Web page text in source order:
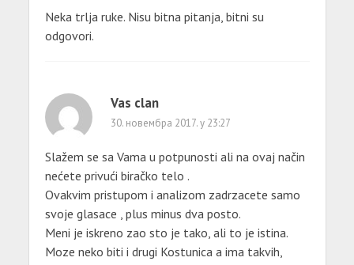
Neka trlja ruke. Nisu bitna pitanja, bitni su
odgovori.
Vas clan
30. новембра 2017. у 23:27
Slažem se sa Vama u potpunosti ali na ovaj način
nećete privući biračko telo .
Ovakvim pristupom i analizom zadrzacete samo
svoje glasace , plus minus dva posto.
Meni je iskreno zao sto je tako, ali to je istina.
Moze neko biti i drugi Kostunica a ima takvih,